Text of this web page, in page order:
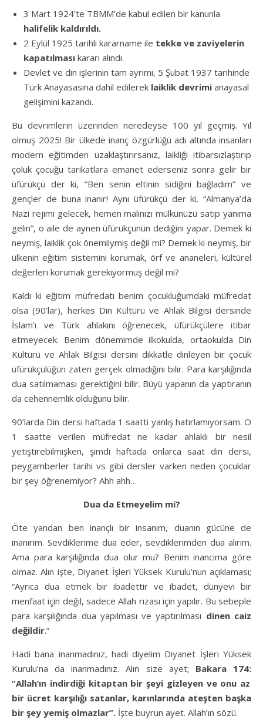
3 Mart 1924’te TBMM’de kabul edilen bir kanunla
halifelik kaldırıldı.
2 Eylül 1925 tarihli kararname ile tekke ve zaviyelerin
kapatılması kararı alındı.
Devlet ve din işlerinin tam ayrımı, 5 Şubat 1937 tarihinde
Türk Anayasasına dahil edilerek laiklik devrimi anayasal
gelişimini kazandı.
Bu devrimlerin üzerinden neredeyse 100 yıl geçmiş. Yıl
olmuş 2025! Bir ülkede inanç özgürlüğü adı altında insanları
modern eğitimden uzaklaştırırsanız, laikliği itibarsızlaştırıp
çoluk çocuğu tarikatlara emanet ederseniz sonra gelir bir
üfürükçü der ki, “Ben senin eltinin sidiğini bağladım” ve
gençler de buna inanır! Aynı üfürükçü der ki, “Almanya’da
Nazi rejimi gelecek, hemen malınızı mülkünüzü satıp yanıma
gelin”, o aile de aynen üfürükçünün dediğini yapar. Demek ki
neymiş, laiklik çok önemliymiş değil mi? Demek ki neymiş, bir
ülkenin eğitim sistemini korumak, örf ve ananeleri, kültürel
değerleri korumak gerekiyormuş değil mi?
Kaldı ki eğitim müfredatı benim çocukluğumdaki müfredat
olsa (90’lar), herkes Din Kültürü ve Ahlak Bilgisi dersinde
İslam’ı ve Türk ahlakını öğrenecek, üfürükçülere itibar
etmeyecek. Benim dönemimde ilkokulda, ortaokulda Din
Kültürü ve Ahlak Bilgisi dersini dikkatle dinleyen bir çocuk
üfürükçülüğün zaten gerçek olmadığını bilir. Para karşılığında
dua satılmaması gerektiğini bilir. Büyü yapanın da yaptıranın
da cehennemlik olduğunu bilir.
90’larda Din dersi haftada 1 saatti yanlış hatırlamıyorsam. O
1 saatte verilen müfredat ne kadar ahlaklı bir nesil
yetiştirebilmişken, şimdi haftada onlarca saat din dersi,
peygamberler tarihi vs gibi dersler varken neden çocuklar
bir şey öğrenemiyor? Ahh ahh…
Dua da Etmeyelim mi?
Öte yandan ben inançlı bir insanım, duanın gücüne de
inanırım. Sevdiklerime dua eder, sevdiklerimden dua alırım.
Ama para karşılığında dua olur mu? Benim inancıma göre
olmaz. Alın işte, Diyanet İşleri Yüksek Kurulu’nun açıklaması;
“Ayrıca dua etmek bir ibadettir ve ibadet, dünyevi bir
menfaat için değil, sadece Allah rızası için yapılır. Bu sebeple
para karşılığında dua yapılması ve yaptırılması dinen caiz
değildir.”
Hadi bana inanmadınız, hadi diyelim Diyanet İşleri Yüksek
Kurulu’na da inanmadınız. Alın size ayet; Bakara 174:
“Allah’ın indirdiği kitaptan bir şeyi gizleyen ve onu az
bir ücret karşılığı satanlar, karınlarında ateşten başka
bir şey yemiş olmazlar”. İşte buyrun ayet. Allah’ın sözü.